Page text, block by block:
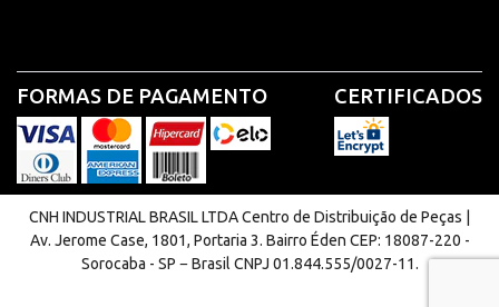
FORMAS DE PAGAMENTO CERTIFICADOS
CNH INDUSTRIAL BRASIL LTDA Centro de Distribuição de Peças |
Av. Jerome Case, 1801, Portaria 3. Bairro Éden CEP: 18087-220 -
Sorocaba - SP − Brasil CNPJ 01.844.555/0027-11.